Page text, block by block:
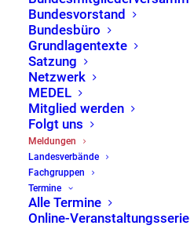
Bundesvorstand
Bundesbüro
Grundlagentexte
Satzung
Netzwerk
MEDEL
Mitglied werden
Folgt uns
Meldungen
Landesverbände
Fachgruppen
Termine
Alle Termine
Online-Veranstaltungsserie
strafrechtliche
unliebsamer
8. Juni 2020
Bundesvorstand
Die Regierungspartei setzt
Dritten Gewalt unbeirrt
Disziplinargesetz Polens
spektakulären Fall